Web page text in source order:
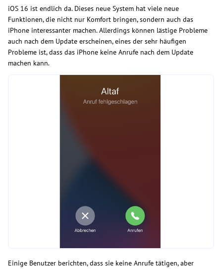
iOS 16 ist endlich da. Dieses neue System hat viele neue
Funktionen, die nicht nur Komfort bringen, sondern auch das
iPhone interessanter machen. Allerdings können lästige Probleme
auch nach dem Update erscheinen, eines der sehr häufigen
Probleme ist, dass das iPhone keine Anrufe nach dem Update
machen kann.
Einige Benutzer berichten, dass sie keine Anrufe tätigen, aber